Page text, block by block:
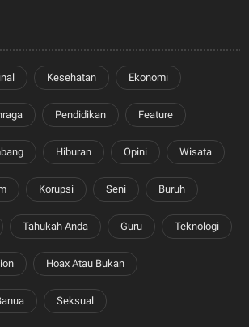
Kesehatan Ekonomi
Pendidikan Feature
Hiburan Opini Wisata
Korupsi Seni Buruh
Tahukah Anda Guru Teknologi
Hoax Atau Bukan
Seksual